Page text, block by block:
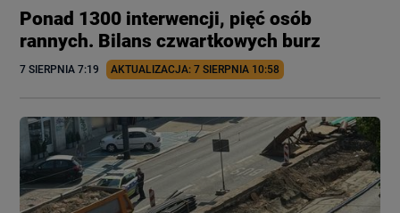
Ponad 1300 interwencji, pięć osób
rannych. Bilans czwartkowych burz
7 SIERPNIA 7:19 AKTUALIZACJA: 7 SIERPNIA 10:58